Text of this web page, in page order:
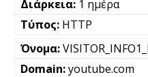
1 ημέρα
HTTP
youtube.com